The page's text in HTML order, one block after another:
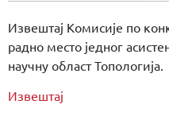
Извештај Комисије по
радно место једног
научну област Топологија.
Извештај